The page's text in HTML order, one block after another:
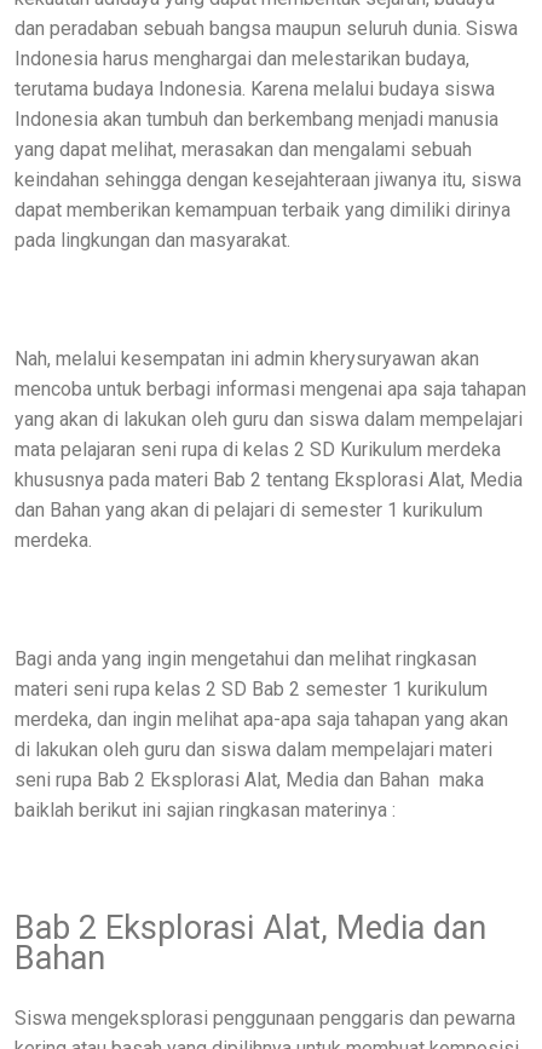
dan peradaban sebuah bangsa maupun seluruh dunia. Siswa
Indonesia harus menghargai dan melestarikan budaya,
terutama budaya Indonesia. Karena melalui budaya siswa
Indonesia akan tumbuh dan berkembang menjadi manusia
yang dapat melihat, merasakan dan mengalami sebuah
keindahan sehingga dengan kesejahteraan jiwanya itu, siswa
dapat memberikan kemampuan terbaik yang dimiliki dirinya
pada lingkungan dan masyarakat.
Nah, melalui kesempatan ini admin kherysuryawan akan
mencoba untuk berbagi informasi mengenai apa saja tahapan
yang akan di lakukan oleh guru dan siswa dalam mempelajari
mata pelajaran seni rupa di kelas 2 SD Kurikulum merdeka
khususnya pada materi Bab 2 tentang Eksplorasi Alat, Media
dan Bahan yang akan di pelajari di semester 1 kurikulum
merdeka.
Bagi anda yang ingin mengetahui dan melihat ringkasan
materi seni rupa kelas 2 SD Bab 2 semester 1 kurikulum
merdeka, dan ingin melihat apa-apa saja tahapan yang akan
di lakukan oleh guru dan siswa dalam mempelajari materi
seni rupa Bab 2 Eksplorasi Alat, Media dan Bahan maka
baiklah berikut ini sajian ringkasan materinya :
Bab 2 Eksplorasi Alat, Media dan
Bahan
Siswa mengeksplorasi penggunaan penggaris dan pewarna